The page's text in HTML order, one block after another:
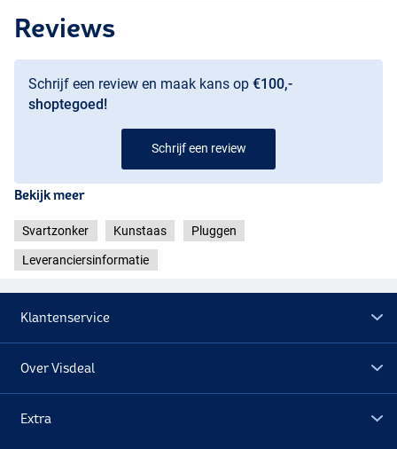
Steel Blue
Nors
Reviews
Schrijf een review en maak kans op €100,-
shoptegoed!
Schrijf een review
Bekijk meer
Svartzonker Kunstaas Pluggen
Leveranciersinformatie
Klantenservice
Over Visdeal
Extra